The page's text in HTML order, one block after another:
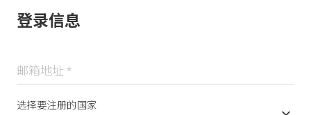
登录信息
邮箱地址 *
选择要注册的国家